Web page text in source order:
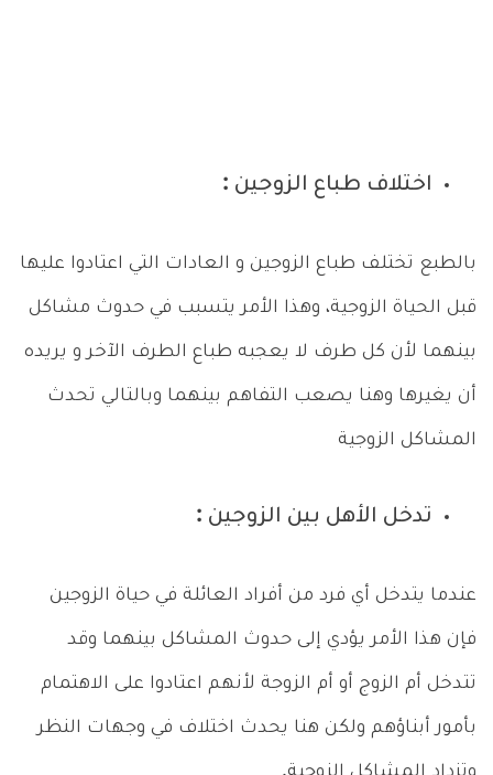
اختلاف طباع الزوجين :
بالطبع تختلف طباع الزوجين و العادات التي اعتادوا عليها
قبل الحياة الزوجية، وهذا الأمر يتسبب في حدوث مشاكل
بينهما لأن كل طرف لا يعجبه طباع الطرف الآخر و يريده
أن يغيرها وهنا يصعب التفاهم بينهما وبالتالي تحدث
المشاكل الزوجية
تدخل الأهل بين الزوجين :
عندما يتدخل أي فرد من أفراد العائلة في حياة الزوجين
فإن هذا الأمر يؤدي إلى حدوث المشاكل بينهما وقد
تتدخل أم الزوج أو أم الزوجة لأنهم اعتادوا على الاهتمام
بأمور أبناؤهم ولكن هنا يحدث اختلاف في وجهات النظر